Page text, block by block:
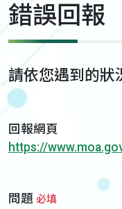
錯誤回報
請依您遇到的狀
回報網頁
https://
問題 必填